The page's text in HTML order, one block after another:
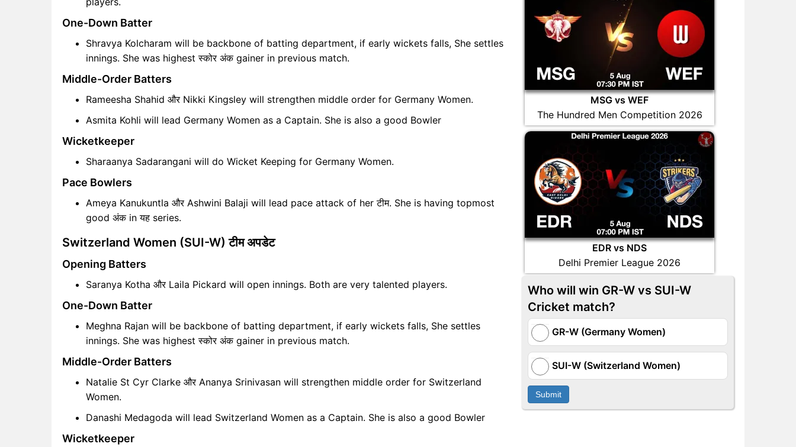
One-Down Batter
Shravya Kolcharam will be backbone of batting department, if early wickets falls, She settles
innings. She was highest स्कोर अंक gainer in previous match.
Middle-Order Batters
Rameesha Shahid और Nikki Kingsley will strengthen middle order for Germany Women.
Asmita Kohli will lead Germany Women as a Captain. She is also a good Bowler
Wicketkeeper
Sharaanya Sadarangani will do Wicket Keeping for Germany Women.
Pace Bowlers
Ameya Kanukuntla और Ashwini Balaji will lead pace attack of her टीम. She is having topmost
good अंक in यह series.
Switzerland Women (SUI-W) टीम अपडेट
Opening Batters
Saranya Kotha और Laila Pickard will open innings. Both are very talented players.
One-Down Batter
Meghna Rajan will be backbone of batting department, if early wickets falls, She settles
innings. She was highest स्कोर अंक gainer in previous match.
Middle-Order Batters
Natalie St Cyr Clarke और Ananya Srinivasan will strengthen middle order for Switzerland
Women.
Danashi Medagoda will lead Switzerland Women as a Captain. She is also a good Bowler
Wicketkeeper
MSG vs WEF
The Hundred Men Competition 2026
EDR vs NDS
Delhi Premier League 2026
Who will win GR-W vs SUI-W
Cricket match?
GR-W (Germany Women)
SUI-W (Switzerland Women)
Submit